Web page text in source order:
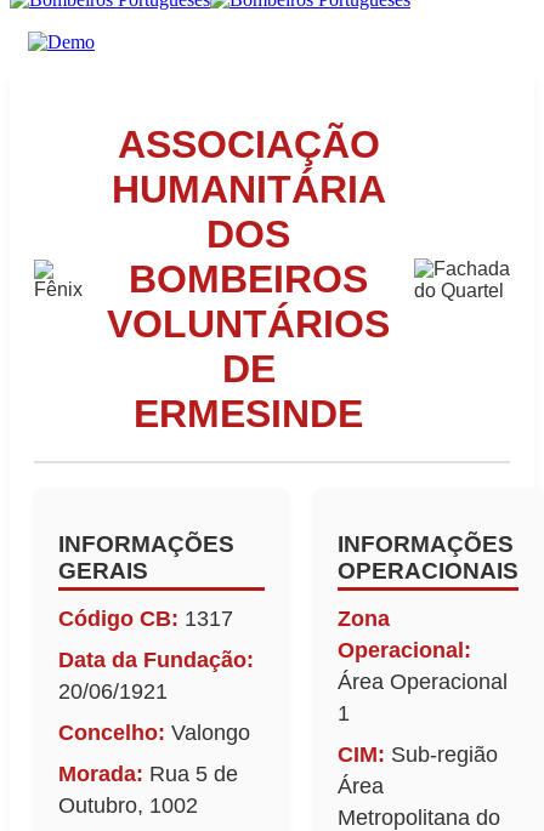
ASSOCIAÇÃO
HUMANITÁRIA
DOS
BOMBEIROS
VOLUNTÁRIOS
DE
ERMESINDE
INFORMAÇÕES
GERAIS
Código CB: 1317
Data da Fundação:
20/06/1921
Concelho: Valongo
Morada: Rua 5 de
Outubro, 1002
INFORMAÇÕES
OPERACIONAIS
Zona
Operacional:
Área Operacional
1
CIM: Sub-região
Área
Metropolitana do